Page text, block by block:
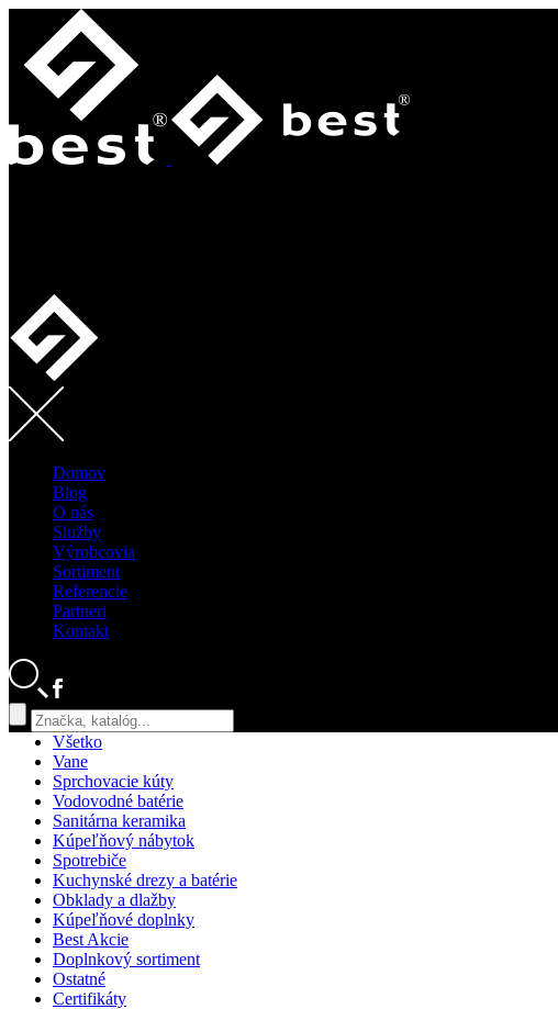
Domov
Blog
O nás
Služby
Výrobcovia
Sortiment
Referencie
Partneri
Kontakt
Všetko
Vane
Sprchovacie kúty
Vodovodné batérie
Sanitárna keramika
Kúpeľňový nábytok
Spotrebiče
Kuchynské drezy a batérie
Obklady a dlažby
Kúpeľňové doplnky
Best Akcie
Doplnkový sortiment
Ostatné
Certifikáty